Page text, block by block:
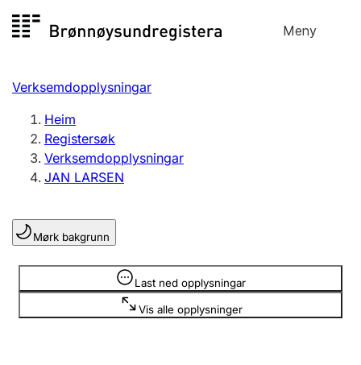
til
Meny
Registersøk
Aksjeselskap
Enkeltpersonføretak
Registrere, endre, slette
Lag og foreining
Registrere, endre, slette
Verksemdopplysningar
Heim
Registersøk
Verksemdopplysningar
JAN LARSEN
Mørk bakgrunn
Last ned opplysningar
Vis alle opplysninger
Opplysninger er skjult